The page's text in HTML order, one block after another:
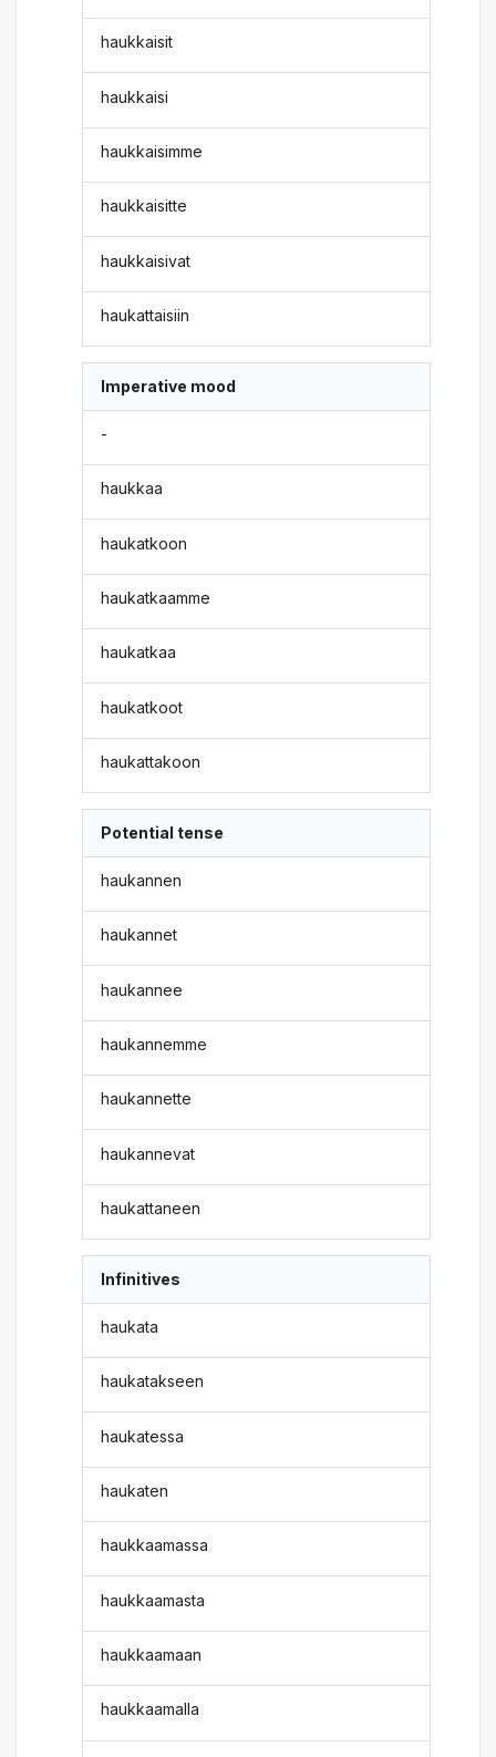
haukkaisit
haukkaisi
haukkaisimme
haukkaisitte
haukkaisivat
haukattaisiin
Imperative mood
-
haukkaa
haukatkoon
haukatkaamme
haukatkaa
haukatkoot
haukattakoon
Potential tense
haukannen
haukannet
haukannee
haukannemme
haukannette
haukannevat
haukattaneen
Infinitives
haukata
haukatakseen
haukatessa
haukaten
haukkaamassa
haukkaamasta
haukkaamaan
haukkaamalla